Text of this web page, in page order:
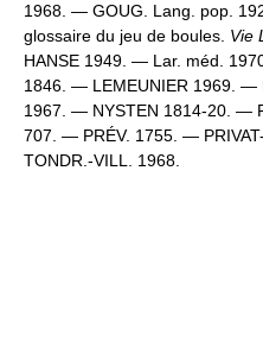
1968. — GOUG. Lang. pop.
glossaire du jeu de boules. Vie
HANSE 1949. — Lar. méd.
1846. — LEMEUNIER 1969. —
1967. — NYSTEN 1814-20. —
707. — PRÉV. 1755. —
TONDR.-VILL. 1968.